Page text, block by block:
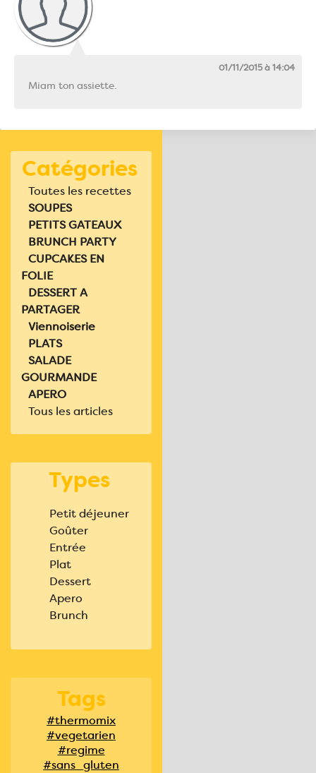
Catégories
Toutes les recettes
SOUPES
PETITS GATEAUX
BRUNCH PARTY
CUPCAKES EN
FOLIE
DESSERT A
PARTAGER
Viennoiserie
PLATS
SALADE
GOURMANDE
APERO
Tous les articles
Types
Petit déjeuner
Goûter
Entrée
Plat
Dessert
Apero
Brunch
Tags
#thermomix
#vegetarien
#regime
#sans_gluten
01/11/2015 à 14:04
Miam ton assiette.